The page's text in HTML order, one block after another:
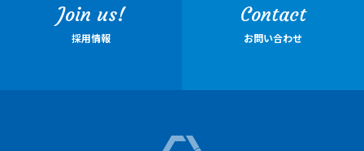
Join us!
採用情報
Contact
お問い合わせ